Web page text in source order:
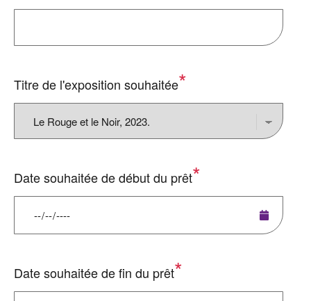
Titre de l'exposition souhaitée
Date souhaitée de début du prêt
Date souhaitée de fin du prêt